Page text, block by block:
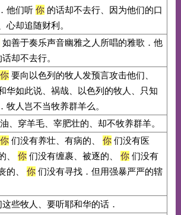
他们听 你的话却不去行、因为他们的口
心却追随财利。
如善于奏乐声音幽雅之人所唱的雅歌．他
却不去行。
你要向以色列的牧人发预言攻击他们、
华如此说、祸哉、以色列的牧人、只知
牧人岂不当牧养群羊么。
、穿羊毛、宰肥壮的、却不牧养群羊。
你们没有养壮、有病的、 你们没有医
、
你们没有缠裹、被逐的、 你们没有
的、
你们没有寻找．但用强暴严严的辖
些牧人、要听耶和华的话．